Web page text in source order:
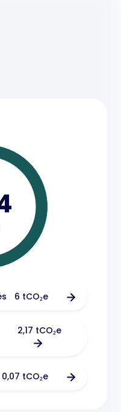
6 tCO₂e
2,17 tCO₂e
0,07 tCO₂e